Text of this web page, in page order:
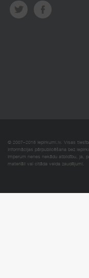
© 2007–2018 Iepirkumi.lv. Visas
Informācijas pārpublicēšana bez
Imperum nenes nekādu atbildību, ja,
materiāli vai citāda veida zaudējumi.